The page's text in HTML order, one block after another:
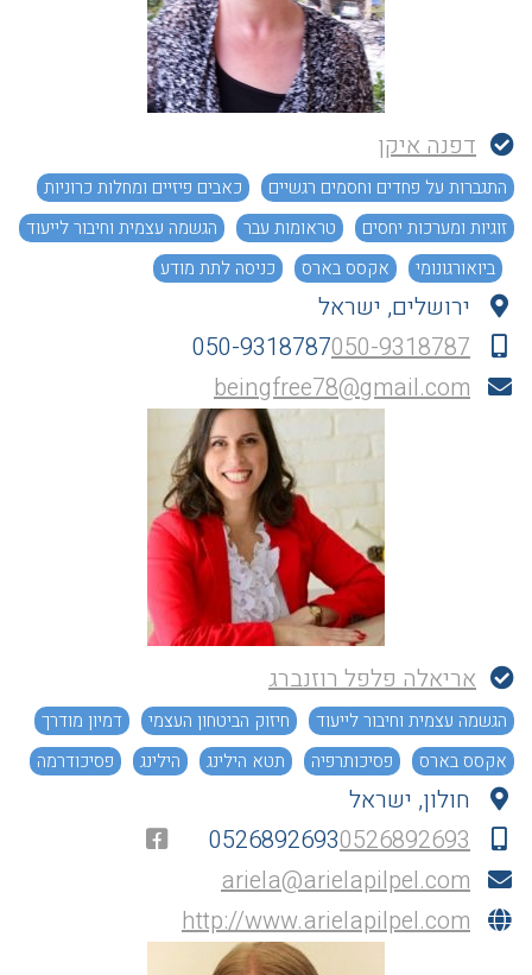
דפנה איקן
התגברות על פחדים וחסמים רגשיים
כאבים פיזיים ומחלות כרוניות
זוגיות ומערכות יחסים
טראומות עבר
הגשמה עצמית וחיבור לייעוד
ביואורגונומי
אקסס בארס כניסה לתת מודע
ירושלים, ישראל
050-9318787050-9318787
beingfree78@gmail.com
אריאלה פלפל רוזנברג
הגשמה עצמית וחיבור לייעוד חיזוק הביטחון העצמי
דמיון מודרך
אקסס בארס
פסיכותרפיה תטא הילינג הילינג פסיכודרמה
חולון, ישראל
05268926930526892693
ariela@arielapilpel.com
http://www.arielapilpel.com